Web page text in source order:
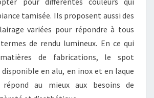
tamisée. Ils proposent aussi des
variées pour répondre à tous
de rendu lumineux. En ce qui
de fabrications, le spot
en alu, en inox et en laque
répond au mieux aux besoins de